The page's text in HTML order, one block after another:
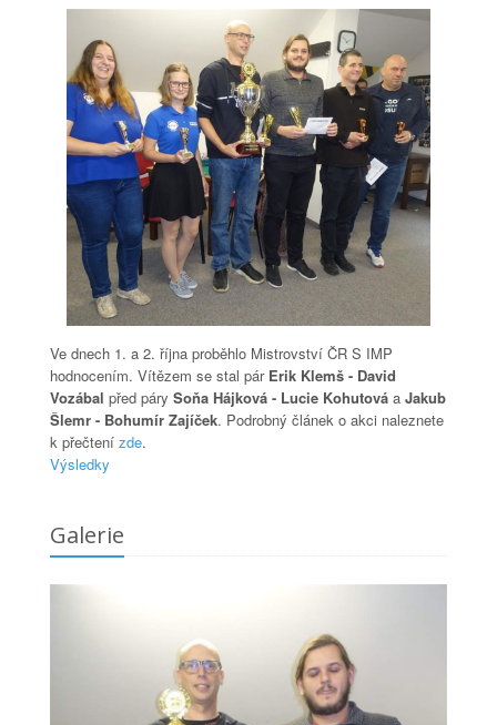
Ve dnech 1. a 2. října proběhlo Mistrovství ČR S IMP
hodnocením. Vítězem se stal pár Erik Klemš - David
Vozábal před páry Soňa Hájková - Lucie Kohutová a Jakub
Šlemr - Bohumír Zajíček. Podrobný článek o akci naleznete
k přečtení zde.
Výsledky
Galerie